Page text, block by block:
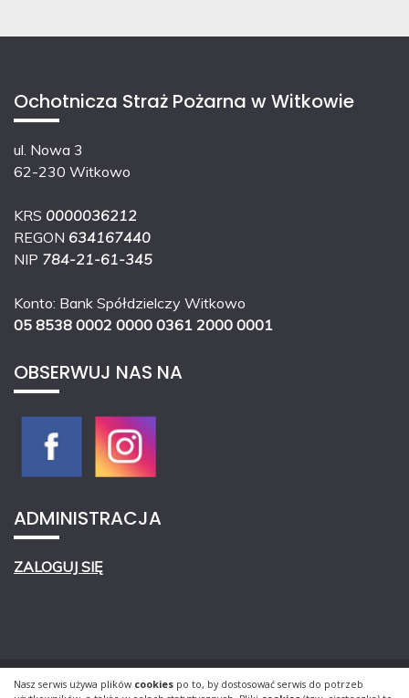
Nasz serwis używa plików cookies po to, by dostosować serwis do potrzeb
Ochotnicza Straż Pożarna w Witkowie
ul. Nowa 3
62-230 Witkowo
KRS 0000036212
REGON 634167440
NIP 784-21-61-345
Konto: Bank Spółdzielczy Witkowo
05 8538 0002 0000 0361 2000 0001
OBSERWUJ NAS NA
ADMINISTRACJA
ZALOGUJ SIĘ